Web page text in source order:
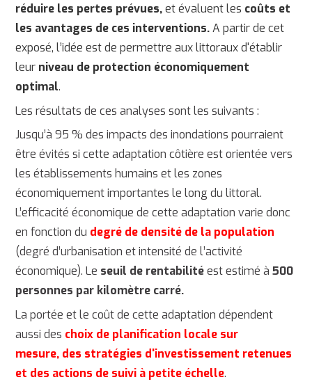
réduire les pertes prévues,et évaluent les coûts et
les avantages de ces interventions.A partir de cet
exposé, l’idée est de permettre aux littoraux d'établir
leur niveau de protection économiquement
optimal.
Les résultats de ces analyses sont les suivants :
Jusqu’à 95 % des impacts des inondations pourraient
être évités si cette adaptation côtière est orientée vers
les établissements humains et les zones
économiquement importantes le long du littoral.
L’efficacité économique de cette adaptation varie donc
en fonction du degré de densité de la population
(degré d’urbanisation et intensité de l’activité
économique). Le seuil de rentabilitéest estimé à 500
personnes par kilomètre carré.
La portée et le coût de cette adaptation dépendent
aussi des choix de planification locale sur
mesure, des stratégies d'investissement retenues
et des actions de suivi à petite échelle.